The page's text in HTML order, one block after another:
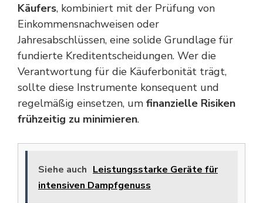
Käufers, kombiniert mit der Prüfung von
Einkommensnachweisen oder
Jahresabschlüssen, eine solide Grundlage für
fundierte Kreditentscheidungen. Wer die
Verantwortung für die Käuferbonität trägt,
sollte diese Instrumente konsequent und
regelmäßig einsetzen, um finanzielle Risiken
frühzeitig zu minimieren.
Siehe auch Leistungsstarke Geräte für
intensiven Dampfgenuss